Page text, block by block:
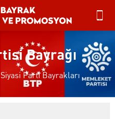
Bayrağı
Siyasi Parti Bayrakları